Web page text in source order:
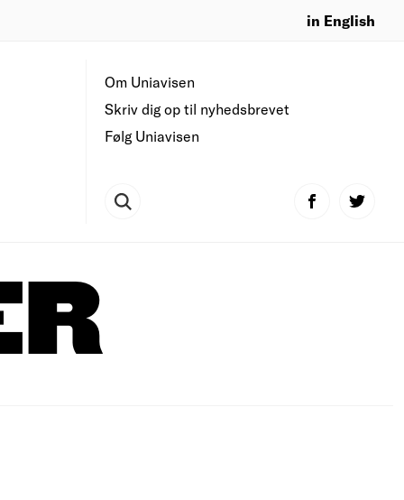
in English
Om Uniavisen
Skriv dig op til nyhedsbrevet
Følg Uniavisen